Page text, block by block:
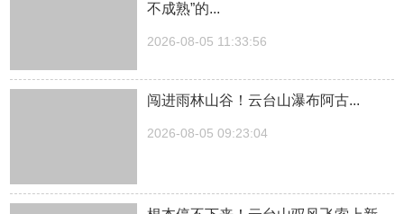
不成熟”的...
2026-08-05 11:33:56
闯进雨林山谷！云台山瀑布阿古...
2026-08-05 09:23:04